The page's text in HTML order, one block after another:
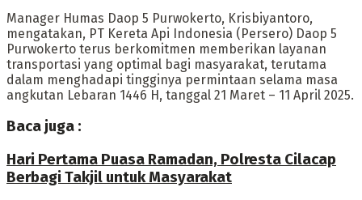
Manager Humas Daop 5 Purwokerto, Krisbiyantoro,
mengatakan, PT Kereta Api Indonesia (Persero) Daop 5
Purwokerto terus berkomitmen memberikan layanan
transportasi yang optimal bagi masyarakat, terutama
dalam menghadapi tingginya permintaan selama masa
angkutan Lebaran 1446 H, tanggal 21 Maret – 11 April 2025.
Baca juga :
Hari Pertama Puasa Ramadan, Polresta Cilacap
Berbagi Takjil untuk Masyarakat